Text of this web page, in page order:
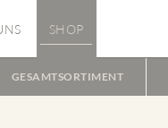
SHOP
GESAMTSORTIMENT